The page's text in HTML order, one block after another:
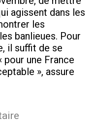
agissent dans les
les
banlieues. Pour
il suffit de se
pour une France
», assure